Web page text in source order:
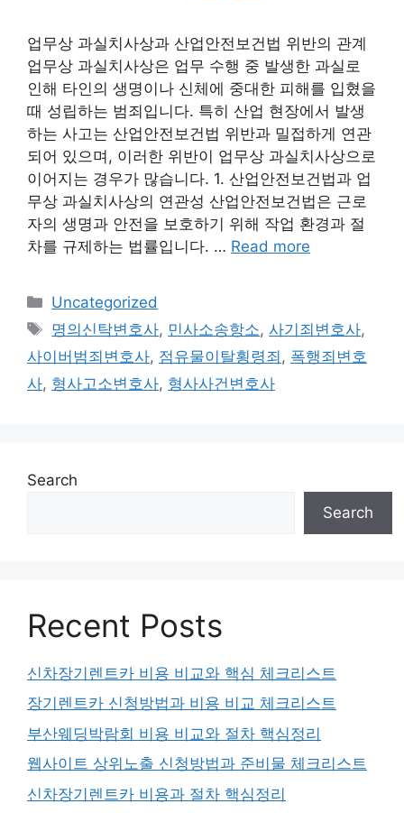
업무상 과실치사상과 산업안전보건법 위반의 관계
업무상 과실치사상은 업무 수행 중 발생한 과실로
인해 타인의 생명이나 신체에 중대한 피해를 입혔을
때 성립하는 범죄입니다. 특히 산업 현장에서 발생
하는 사고는 산업안전보건법 위반과 밀접하게 연관
되어 있으며, 이러한 위반이 업무상 과실치사상으로
이어지는 경우가 많습니다. 1. 산업안전보건법과 업
무상 과실치사상의 연관성 산업안전보건법은 근로
자의 생명과 안전을 보호하기 위해 작업 환경과 절
차를 규제하는 법률입니다. … Read more
Categories
Uncategorized
Tags
명의신탁변호사, 민사소송항소,사기죄변호사,
사이버범죄변호사, 점유물이탈횡령죄 , 폭행죄변호
사, 형사고소변호사, 형사사건변호사
Search
Search
Recent Posts
신차장기렌트카 비용 비교와 핵심 체크리스트
장기렌트카 신청방법과 비용 비교 체크리스트
부산웨딩박람회 비용 비교와 절차 핵심정리
웹사이트 상위노출 신청방법과 준비물 체크리스트
신차장기렌트카 비용과 절차 핵심정리